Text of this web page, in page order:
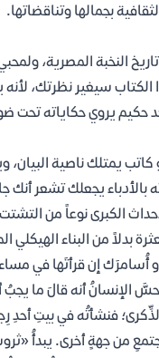
بجمالها وتناقضاتها.
النخبة المصرية، ولمحبي
سيغير نظرتك، لأنه
حكيم يروي حكاياته تحت
يمتلك ناصية
بالأدباء يجعلك تشعر
الكبرى نوعاً من
بدلاً من البناء الهيكلي
أو أُسامرَك إن قرأتَها في
أحسَّ الإنسانُ أنه قالَ ما
فنشأتُه في بيتِ أحدِ
من جهةٍ أخرى. يبدأُ